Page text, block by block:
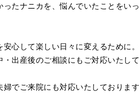
ったナニカを、悩んでいたことをい
安心して楽しい日々に変えるために
出産後のご相談にもご対応いたして
婦でご来院にも対応いたしておりま